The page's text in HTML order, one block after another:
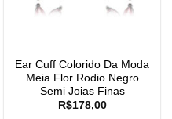
Ear Cuff Colorido Da Moda
Meia Flor Rodio Negro
Semi Joias Finas
R$178,00